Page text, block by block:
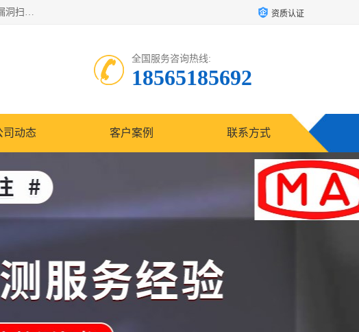
正检信服提供软件产品登记测试；科技项目验收测试；产品确认测试；功能测试；性能测试；安全测试；代码审计测试；漏洞扫描测试；渗透测试；风险评估测试；信息安全等级保护测评；双软认定；实验室建设质量体系建设；软件着作权、软件评测等服务。 资质认证
全国服务咨询热线:
18565185692
司动态 客户案例 联系方式